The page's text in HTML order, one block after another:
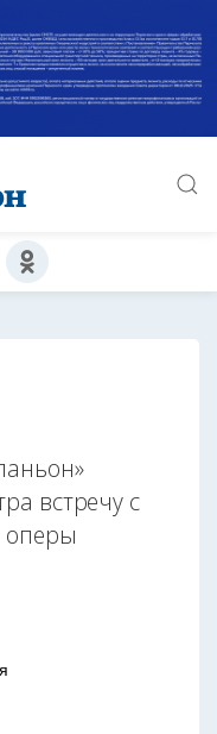
встречу с
оперы